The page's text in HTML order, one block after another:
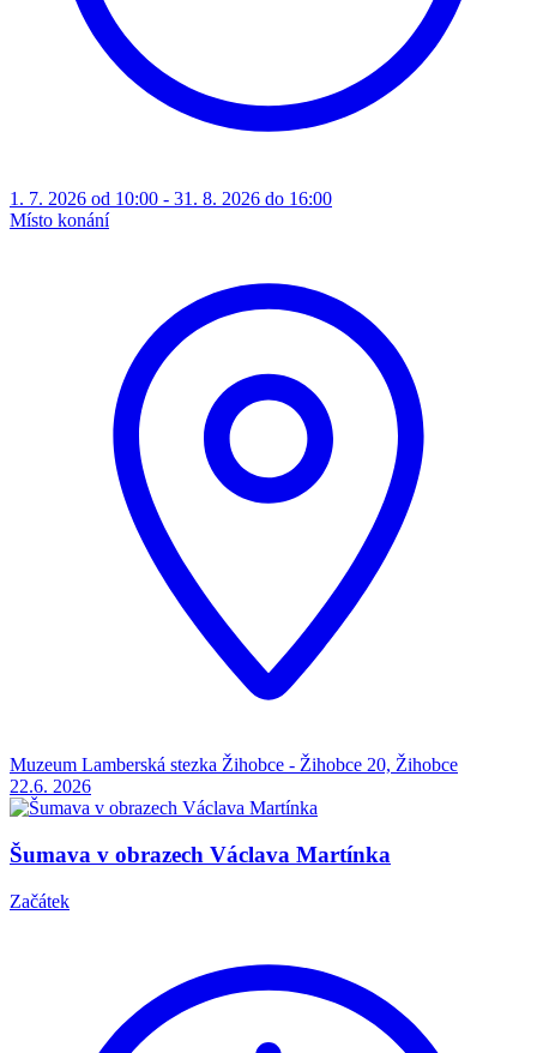
1. 7. 2026 od 10:00 - 31. 8. 2026 do 16:00
Místo konání
Muzeum Lamberská stezka Žihobce - Žihobce 20, Žihobce
22.6. 2026
Šumava v obrazech Václava Martínka
Začátek